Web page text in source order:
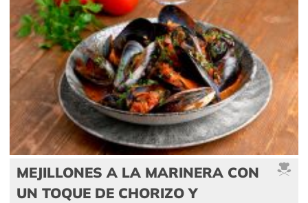
MEJILLONES A LA MARINERA CON
UN TOQUE DE CHORIZO Y